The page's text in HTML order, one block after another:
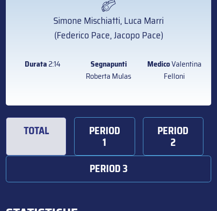
Simone Mischiatti, Luca Marri
(Federico Pace, Jacopo Pace)
Durata2:14
Segnapunti
Roberta Mulas
MedicoValentina
Felloni
TOTAL PERIOD
1
PERIOD
2
PERIOD 3